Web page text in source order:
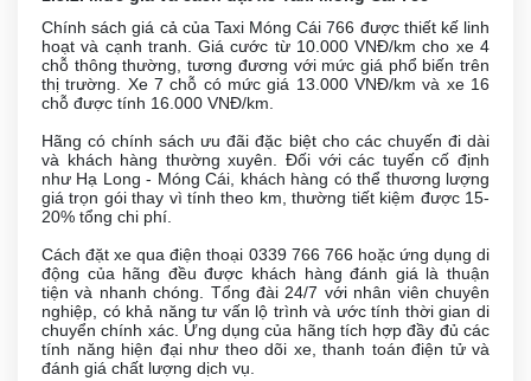
Chính sách giá cả của Taxi Móng Cái 766 được thiết kế linh
hoạt và cạnh tranh. Giá cước từ 10.000 VNĐ/km cho xe 4
chỗ thông thường, tương đương với mức giá phổ biến trên
thị trường. Xe 7 chỗ có mức giá 13.000 VNĐ/km và xe 16
chỗ được tính 16.000 VNĐ/km.
Hãng có chính sách ưu đãi đặc biệt cho các chuyến đi dài
và khách hàng thường xuyên. Đối với các tuyến cố định
như Hạ Long - Móng Cái, khách hàng có thể thương lượng
giá trọn gói thay vì tính theo km, thường tiết kiệm được 15-
20% tổng chi phí.
Cách đặt xe qua điện thoại 0339 766 766 hoặc ứng dụng di
động của hãng đều được khách hàng đánh giá là thuận
tiện và nhanh chóng. Tổng đài 24/7 với nhân viên chuyên
nghiệp, có khả năng tư vấn lộ trình và ước tính thời gian di
chuyển chính xác. Ứng dụng của hãng tích hợp đầy đủ các
tính năng hiện đại như theo dõi xe, thanh toán điện tử và
đánh giá chất lượng dịch vụ.